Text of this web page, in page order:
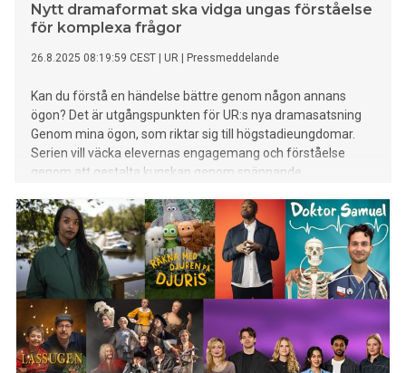
Nytt dramaformat ska vidga ungas förståelse
för komplexa frågor
26.8.2025 08:19:59 CEST UR Pressmeddelande
Kan du förstå en händelse bättre genom någon annans
ögon? Det är utgångspunkten för UR:s nya dramasatsning
Genom mina ögon, som riktar sig till högstadieungdomar.
Serien vill väcka elevernas engagemang och förståelse
genom att gestalta kunskap genom spännande